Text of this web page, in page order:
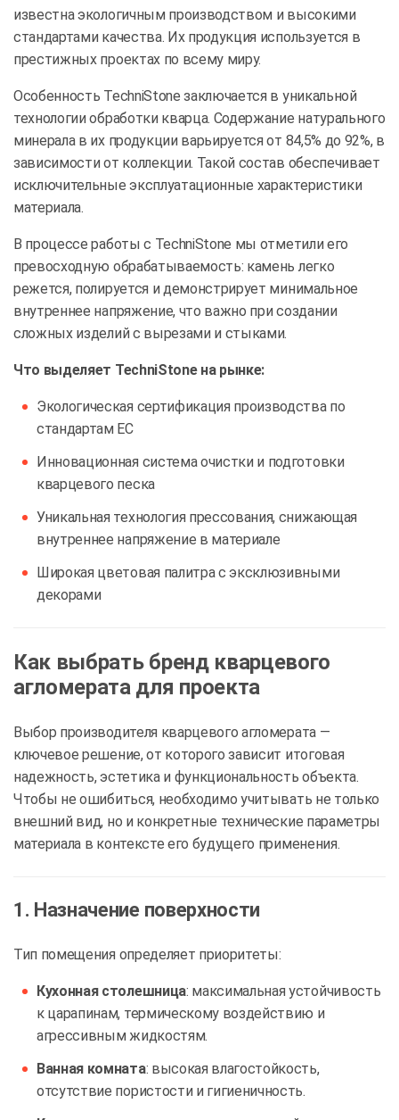
известна экологичным производством и высокими
стандартами качества. Их продукция используется в
престижных проектах по всему миру.
Особенность TechniStone заключается в уникальной
технологии обработки кварца. Содержание натурального
минерала в их продукции варьируется от 84,5% до 92%, в
зависимости от коллекции. Такой состав обеспечивает
исключительные эксплуатационные характеристики
материала.
В процессе работы с TechniStone мы отметили его
превосходную обрабатываемость: камень легко
режется, полируется и демонстрирует минимальное
внутреннее напряжение, что важно при создании
сложных изделий с вырезами и стыками.
Что выделяет TechniStone на рынке:
Экологическая сертификация производства по
стандартам ЕС
Инновационная система очистки и подготовки
кварцевого песка
Уникальная технология прессования, снижающая
внутреннее напряжение в материале
Широкая цветовая палитра с эксклюзивными
декорами
Как выбрать бренд кварцевого
агломерата для проекта
Выбор производителя кварцевого агломерата —
ключевое решение, от которого зависит итоговая
надежность, эстетика и функциональность объекта.
Чтобы не ошибиться, необходимо учитывать не только
внешний вид, но и конкретные технические параметры
материала в контексте его будущего применения.
1. Назначение поверхности
Тип помещения определяет приоритеты:
Кухонная столешница: максимальная устойчивость
к царапинам, термическому воздействию и
агрессивным жидкостям.
Ванная комната: высокая влагостойкость,
отсутствие пористости и гигиеничность.